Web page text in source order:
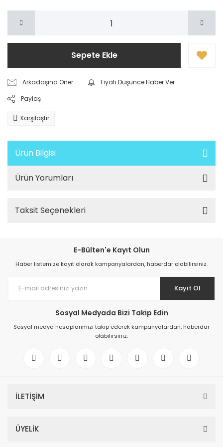
Sepete Ekle
Arkadaşına Öner
Fiyatı Düşünce Haber Ver
Paylaş
Karşılaştır
Ürün Bilgisi
Ürün Yorumları
Taksit Seçenekleri
E-Bülten'e Kayıt Olun
Haber listemize kayıt olarak kampanyalardan, haberdar olabilirsiniz.
Kayıt Ol
Sosyal Medyada Bizi Takip Edin
Sosyal medya hesaplarımızı takip ederek kampanyalardan, haberdar
olabilirsiniz.
İLETİŞİM
ÜYELİK